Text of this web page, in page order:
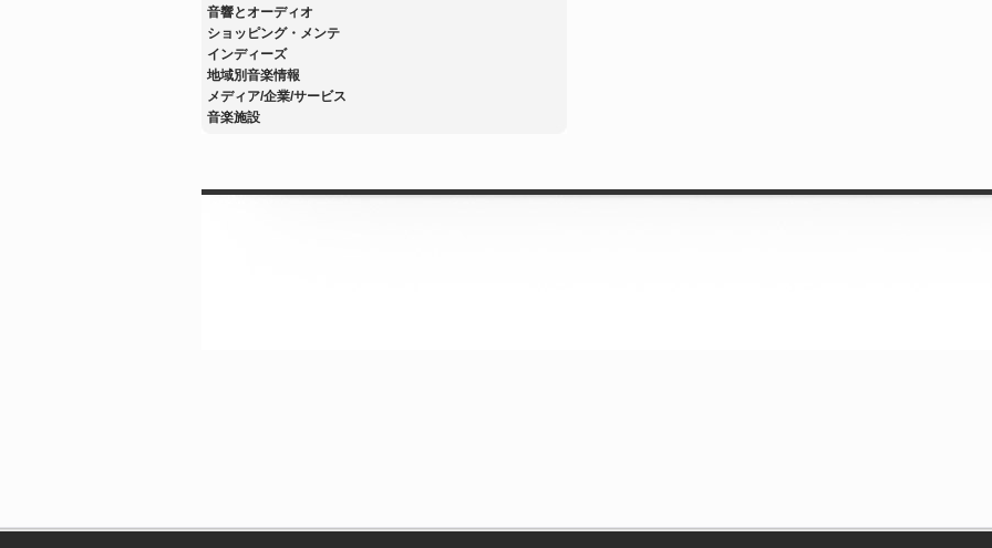
音響とオーディオ
ショッピング・メンテ
インディーズ
地域別音楽情報
メディア/企業/サービス
音楽施設